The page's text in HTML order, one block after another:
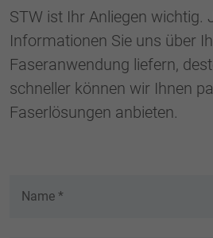
STW ist Ihr Anliegen wichtig.
Informationen Sie uns über
Faseranwendung liefern,
schneller können wir Ihnen
Faserlösungen anbieten.
Anbieter
Laufzeit 1 Jahr
Dieser Wert speichert
Einstellungen. Unter